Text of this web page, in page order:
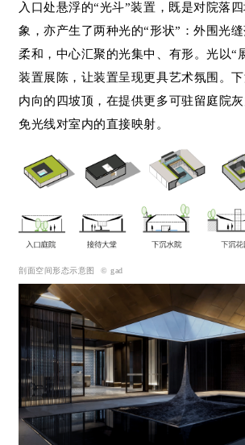
入口处悬浮的“光斗”装置，既是对院落
象，亦产生了两种光的“形状”：外围光缝
柔和，中心汇聚的光集中、有形。光以“
装置展陈，让装置呈现更具艺术氛围。
内向的四坡顶，在提供更多可驻留庭院
免光线对室内的直接映射。
剖面空间形态示意图 © gad